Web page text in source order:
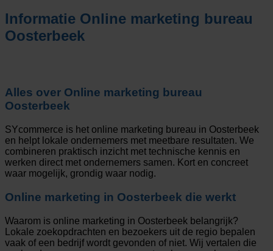
Informatie Online marketing bureau
Oosterbeek
Alles over Online marketing bureau
Oosterbeek
SYcommerce is het online marketing bureau in Oosterbeek
en helpt lokale ondernemers met meetbare resultaten. We
combineren praktisch inzicht met technische kennis en
werken direct met ondernemers samen. Kort en concreet
waar mogelijk, grondig waar nodig.
Online marketing in Oosterbeek die werkt
Waarom is online marketing in Oosterbeek belangrijk?
Lokale zoekopdrachten en bezoekers uit de regio bepalen
vaak of een bedrijf wordt gevonden of niet. Wij vertalen die